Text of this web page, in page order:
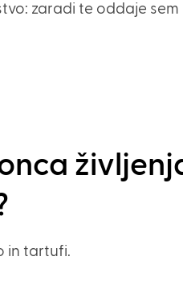
zaradi te oddaje
in tartufi.